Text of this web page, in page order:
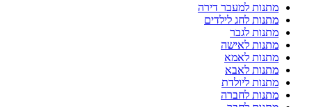
מתנות למעבר דירה
מתנות לחג לילדים
מתנות לגבר
מתנות לאישה
מתנות לאמא
מתנות לאבא
מתנות ליולדת
מתנות לחברה